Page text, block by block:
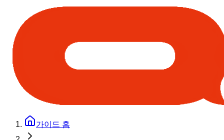
가이드 홈